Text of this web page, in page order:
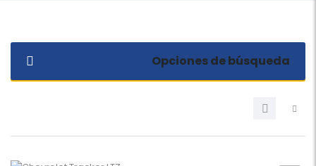
Opciones de búsqueda